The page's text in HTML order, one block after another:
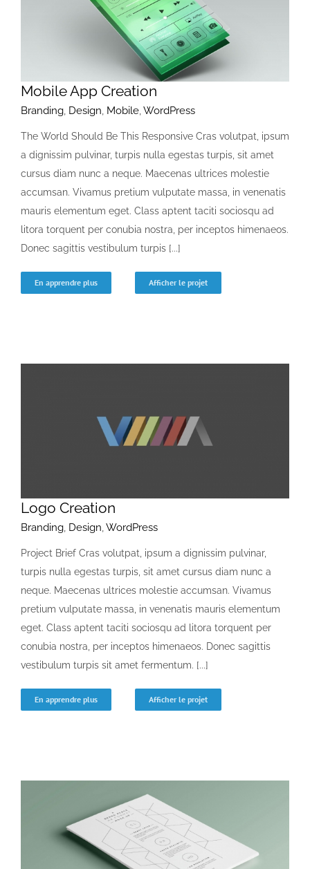
Mobile App Creation
Branding, Design, Mobile,WordPress
The World Should Be This Responsive Cras volutpat, ipsum
a dignissim pulvinar, turpis nulla egestas turpis, sit amet
cursus diam nunc a neque. Maecenas ultrices molestie
accumsan. Vivamus pretium vulputate massa, in venenatis
mauris elementum eget. Class aptent taciti sociosqu ad
litora torquent per conubia nostra, per inceptos himenaeos.
Donec sagittis vestibulum turpis [...]
En apprendre plus Afficher le projet
Logo Creation
Branding, Design,WordPress
Project Brief Cras volutpat, ipsum a dignissim pulvinar,
turpis nulla egestas turpis, sit amet cursus diam nunc a
neque. Maecenas ultrices molestie accumsan. Vivamus
pretium vulputate massa, in venenatis mauris elementum
eget. Class aptent taciti sociosqu ad litora torquent per
conubia nostra, per inceptos himenaeos. Donec sagittis
vestibulum turpis sit amet fermentum. [...]
En apprendre plus Afficher le projet